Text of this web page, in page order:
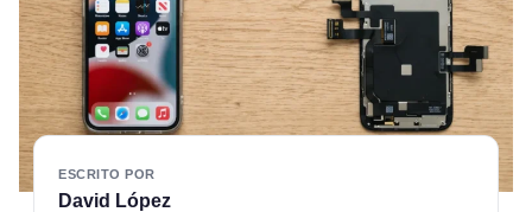
ESCRITO POR
David López